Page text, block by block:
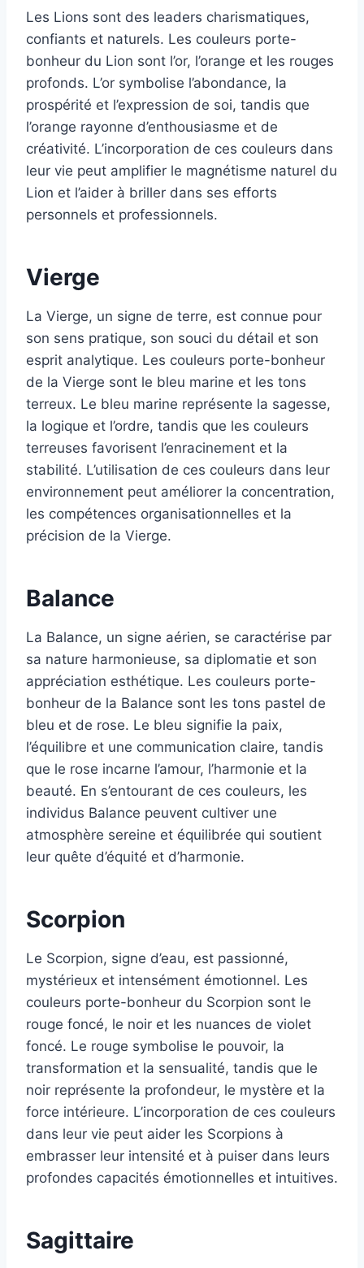
Les Lions sont des leaders charismatiques,
confiants et naturels. Les couleurs porte-
bonheur du Lion sont l’or, l’orange et les rouges
profonds. L’or symbolise l’abondance, la
prospérité et l’expression de soi, tandis que
l’orange rayonne d’enthousiasme et de
créativité. L’incorporation de ces couleurs dans
leur vie peut amplifier le magnétisme naturel du
Lion et l’aider à briller dans ses efforts
personnels et professionnels.
Vierge
La Vierge, un signe de terre, est connue pour
son sens pratique, son souci du détail et son
esprit analytique. Les couleurs porte-bonheur
de la Vierge sont le bleu marine et les tons
terreux. Le bleu marine représente la sagesse,
la logique et l’ordre, tandis que les couleurs
terreuses favorisent l’enracinement et la
stabilité. L’utilisation de ces couleurs dans leur
environnement peut améliorer la concentration,
les compétences organisationnelles et la
précision de la Vierge.
Balance
La Balance, un signe aérien, se caractérise par
sa nature harmonieuse, sa diplomatie et son
appréciation esthétique. Les couleurs porte-
bonheur de la Balance sont les tons pastel de
bleu et de rose. Le bleu signifie la paix,
l’équilibre et une communication claire, tandis
que le rose incarne l’amour, l’harmonie et la
beauté. En s’entourant de ces couleurs, les
individus Balance peuvent cultiver une
atmosphère sereine et équilibrée qui soutient
leur quête d’équité et d’harmonie.
Scorpion
Le Scorpion, signe d’eau, est passionné,
mystérieux et intensément émotionnel. Les
couleurs porte-bonheur du Scorpion sont le
rouge foncé, le noir et les nuances de violet
foncé. Le rouge symbolise le pouvoir, la
transformation et la sensualité, tandis que le
noir représente la profondeur, le mystère et la
force intérieure. L’incorporation de ces couleurs
dans leur vie peut aider les Scorpions à
embrasser leur intensité et à puiser dans leurs
profondes capacités émotionnelles et intuitives.
Sagittaire